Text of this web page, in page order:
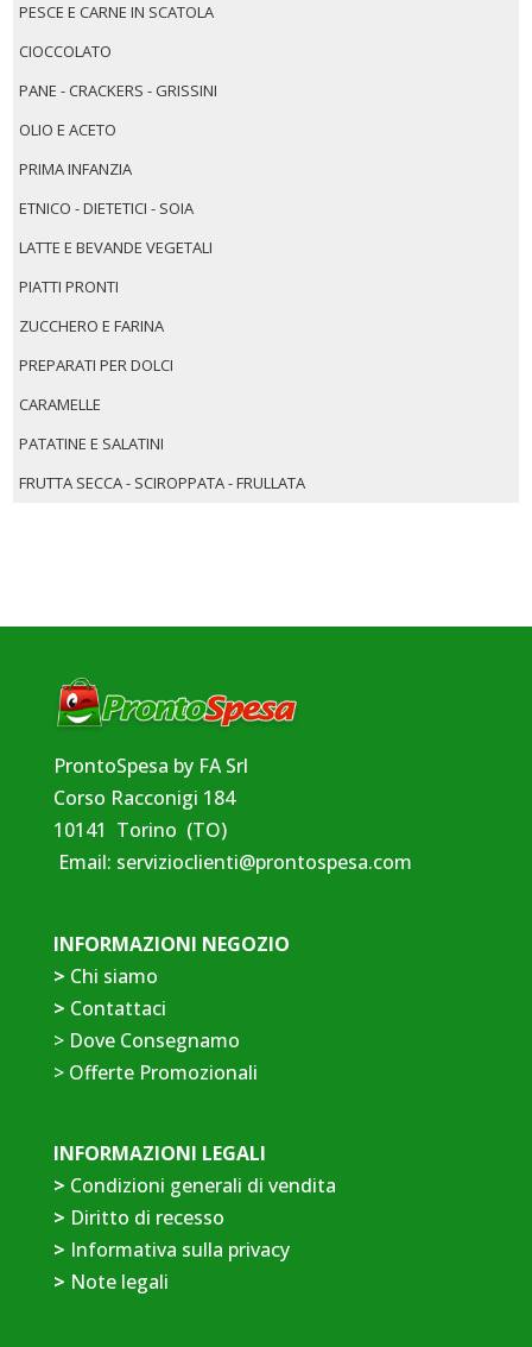
PESCE E CARNE IN SCATOLA
CIOCCOLATO
PANE - CRACKERS - GRISSINI
OLIO E ACETO
PRIMA INFANZIA
ETNICO - DIETETICI - SOIA
LATTE E BEVANDE VEGETALI
PIATTI PRONTI
ZUCCHERO E FARINA
PREPARATI PER DOLCI
CARAMELLE
PATATINE E SALATINI
FRUTTA SECCA - SCIROPPATA - FRULLATA
ProntoSpesa by FA Srl
Corso Racconigi 184
10141 Torino (TO)
Email: servizioclienti@prontospesa.com
INFORMAZIONI NEGOZIO
> Chi siamo
> Contattaci
> Dove Consegnamo
>Offerte Promozionali
INFORMAZIONI LEGALI
> Condizioni generali di vendita
> Diritto di recesso
> Informativa sulla privacy
> Note legali